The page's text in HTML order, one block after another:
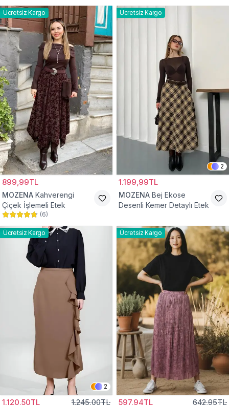
Ücretsiz Kargo
899,99TL
MOZENA Kahverengi
Çiçek İşlemeli Etek
(6)
Ücretsiz Kargo
2
1.199,99TL
MOZENA Bej Ekose
Desenli Kemer Detaylı Etek
Ücretsiz Kargo
2
1.120,50TL 1.245,00TL
Ücretsiz Kargo
597,94TL 642,95TL